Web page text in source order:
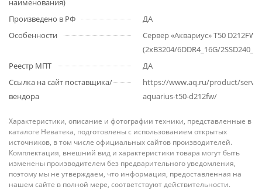
наименования)
Произведено в РФ
ДА
Особенности
Сервер «Аквариус» T50 D212FW
(2xB3204/6DDR4_16G/
Реестр МПТ
ДА
Ссылка на сайт поставщика/
вендора
https://www.aq.ru/product/
aquarius-t50-d212fw/
Характеристики, описание и фотографии техники, представленные в
каталоге Неватека, подготовлены с использованием открытых
источников, в том числе официальных сайтов производителей.
Комплектация, внешний вид и характеристики товара могут быть
изменены производителем без предварительного уведомления,
поэтому мы не утверждаем, что информация, предоставленная на
нашем сайте в полной мере, соответствуют действительности.